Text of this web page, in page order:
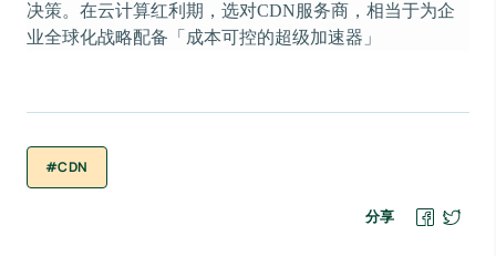
决策。在云计算红利期，选对CDN服务商，相当于为企
业全球化战略配备「成本可控的超级加速器」
#CDN
分享